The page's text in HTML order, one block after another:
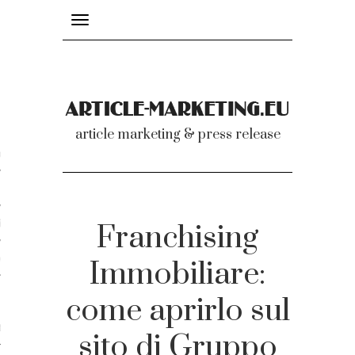
Toggle
navigation
article marketing & press release
Franchising
Immobiliare:
come aprirlo sul